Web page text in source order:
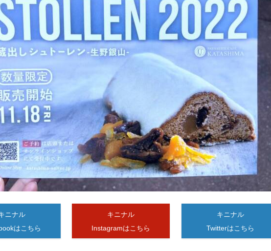
ニナル
はこちら
キニナル
Instagramはこちら
キニナル
Twitterはこちら